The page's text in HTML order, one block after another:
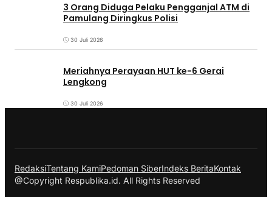
3 Orang Diduga Pelaku Pengganjal ATM di
Pamulang Diringkus Polisi
30 Juli 2026
Meriahnya Perayaan HUT ke-6 Gerai
Lengkong
30 Juli 2026
RedaksiTentang KamiPedoman SiberIndeks BeritaKontak
@Copyright Respublika.id. All Rights Reserved